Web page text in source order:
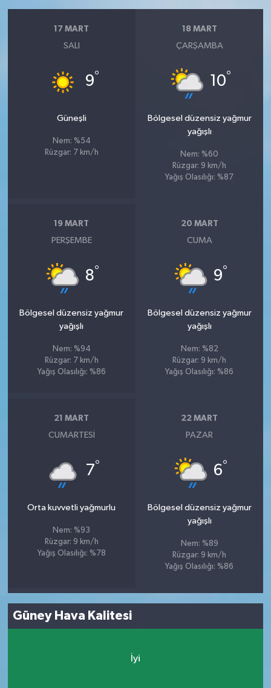
17 MART
SALI
9°
Güneşli
Nem: %54
Rüzgar: 7 km/h
18 MART
ÇARŞAMBA
10°
Bölgesel düzensiz yağmur
yağışlı
Nem: %60
Rüzgar: 9 km/h
Yağış Olasılığı: %87
19 MART
PERŞEMBE
8°
Bölgesel düzensiz yağmur
yağışlı
Nem: %94
Rüzgar: 7 km/h
Yağış Olasılığı: %86
20 MART
CUMA
9°
Bölgesel düzensiz yağmur
yağışlı
Nem: %82
Rüzgar: 9 km/h
Yağış Olasılığı: %86
21 MART
CUMARTESI
7°
Orta kuvvetli yağmurlu
Nem: %93
Rüzgar: 9 km/h
Yağış Olasılığı: %78
22 MART
PAZAR
6°
Bölgesel düzensiz yağmur
yağışlı
Nem: %89
Rüzgar: 9 km/h
Yağış Olasılığı: %86
Güney Hava Kalitesi
İyi